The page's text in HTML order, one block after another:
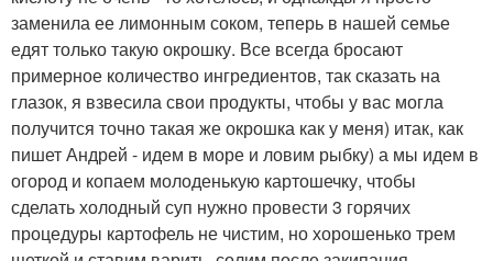
заменила ее лимонным соком, теперь в нашей семье
едят только такую окрошку. Все всегда бросают
примерное количество ингредиентов, так сказать на
глазок, я взвесила свои продукты, чтобы у вас могла
получится точно такая же окрошка как у меня) итак, как
пишет Андрей - идем в море и ловим рыбку) а мы идем в
огород и копаем молоденькую картошечку, чтобы
сделать холодный суп нужно провести 3 горячих
процедуры картофель не чистим, но хорошенько трем